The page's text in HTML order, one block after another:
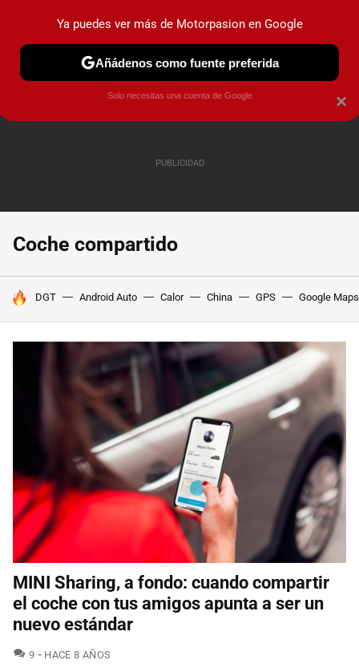
PRUEBAS COCHES ELÉCTRICOS OBSERVATORIO
Coche compartido
HOY SE HABLA DE
DGT Android Auto Calor China GPS Google Maps
MINI Sharing, a fondo: cuando compartir
el coche con tus amigos apunta a ser un
nuevo estándar
9 COMENTARIOS
HACE 8 AÑOS
×
Ya puedes ver más de Motorpasion en Google
Añádenos como fuente preferida
Solo necesitas una cuenta de Google